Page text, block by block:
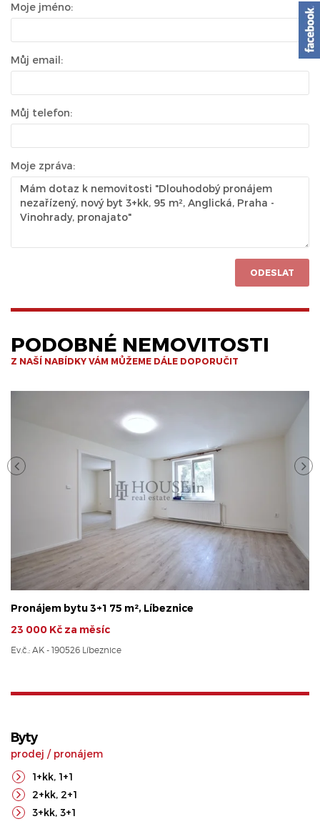
Moje jméno:
Můj email:
Můj telefon:
Moje zpráva:
ODESLAT
PODOBNÉ NEMOVITOSTI
Z NAŠÍ NABÍDKY VÁM MŮŽEME DÁLE DOPORUČIT
Pronájem bytu 3+1 75 m², Líbeznice
23 000 Kč za měsíc
Ev.č.: AK - 190526 Líbeznice
Byty
prodej / pronájem
1+kk, 1+1
2+kk, 2+1
3+kk, 3+1